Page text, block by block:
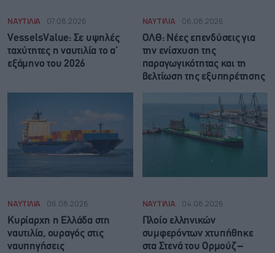
ΝΑΥΤΙΛΙΑ 07.08.2026
VesselsValue: Σε υψηλές
ταχύτητες η ναυτιλία το α’
εξάμηνο του 2026
ΝΑΥΤΙΛΙΑ 06.08.2026
ΟΛΘ: Νέες επενδύσεις για
την ενίσχυση της
παραγωγικότητας και τη
βελτίωση της εξυπηρέτησης
ΝΑΥΤΙΛΙΑ 06.08.2026
Κυρίαρχη η Ελλάδα στη
ναυτιλία, ουραγός στις
ναυπηγήσεις
ΝΑΥΤΙΛΙΑ 04.08.2026
Πλοίο ελληνικών
συμφερόντων χτυπήθηκε
στα Στενά του Ορμούζ –